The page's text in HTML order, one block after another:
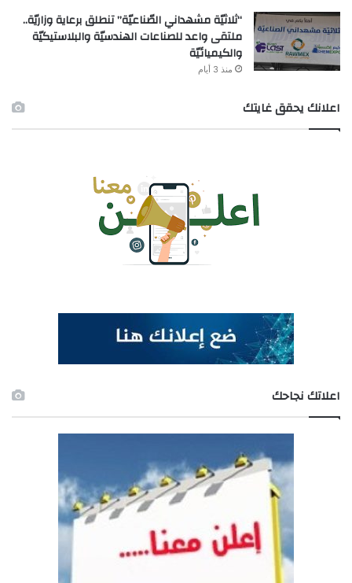
“ثلاثيّة مشهداني الصّناعيّة” تنطلق برعاية وزاريّة..
ملتقى واعد للصناعات الهندسيّة والبلاستيكيّة
والكيميائيّة
منذ 3 أيام
اعلانك يحقق غايتك
اعلاتك نجاحك